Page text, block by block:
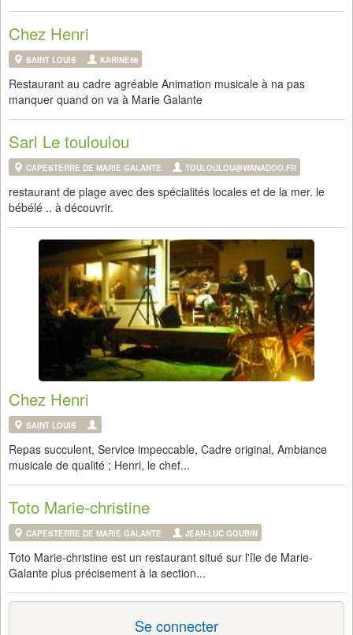
Chez Henri
SAINT LOUIS KARINE56
Restaurant au cadre agréable Animation musicale à na pas
manquer quand on va à Marie Galante
Sarl Le touloulou
CAPESTERRE DE MARIE GALANTE TOULOULOU@WANADOO.FR
restaurant de plage avec des spécialités locales et de la mer. le
bébélé .. à découvrir.
Chez Henri
SAINT LOUIS
Repas succulent, Service impeccable, Cadre original, Ambiance
musicale de qualité ; Henri, le chef...
Toto Marie-christine
CAPESTERRE DE MARIE GALANTE JEAN-LUC GOUBIN
Toto Marie-christine est un restaurant situé sur l'île de Marie-
Galante plus précisement à la section...
Se connecter